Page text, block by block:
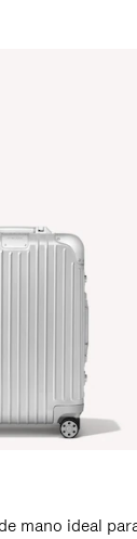
mano ideal